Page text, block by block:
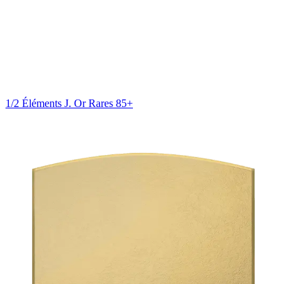
1/2 Éléments J. Or Rares 85+